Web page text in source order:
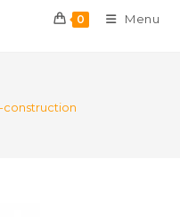
0 Menu
construction